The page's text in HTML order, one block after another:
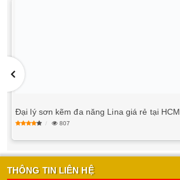
Đại lý sơn kẽm đa năng Lina giá rẻ tại HCM
807
THÔNG TIN LIÊN HỆ